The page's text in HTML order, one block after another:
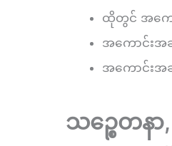
ထိုတွင် အကေ
အကောင်း
အကောင်းအ
သဉ္စေတနာ